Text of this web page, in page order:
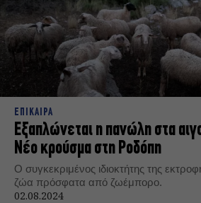
ΕΠΙΚΑΙΡΑ
Εξαπλώνεται η πανώλη στα
Νέο κρούσμα στη Ροδόπη
Ο συγκεκριμένος ιδιοκτήτης της
ζώα πρόσφατα από ζωέμπορο.
02.08.2024